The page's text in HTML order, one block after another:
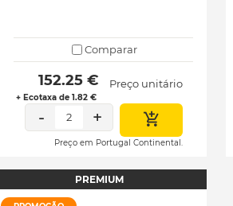
Comparar
152.25 €
+ Ecotaxa de 1.82 €
Preço unitário
- 2 +
Preço em Portugal Continental.
PREMIUM